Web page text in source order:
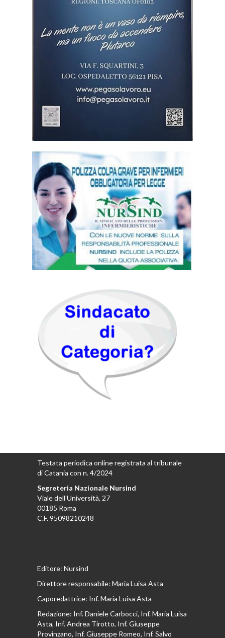
Testata periodica online registrata al tribunale
di Catania con n. 4/2024
Segreteria Nazionale Nursind
Viale dell’Università, 27
00185 Roma
C.F. 95098210248
Editore: Nursind
Direttore responsabile: Maria Luisa Asta
Caporedattrice: Inf. Maria Luisa Asta
Redazione: Inf. Daniele Carbocci, Inf. Maria Luisa
Asta, Inf. Andrea Tirotto, Inf. Giuseppe
Provinzano, Inf. Giuseppe Romeo, Inf. Salvo